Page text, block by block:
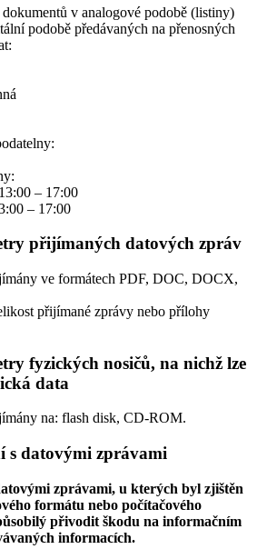
v analogové podobě (listiny)
podobě předávaných na přenosných
– 17:00
– 17:00
přijímaných datových zpráv
ve formátech PDF, DOC, DOCX,
přijímané zprávy nebo přílohy
fyzických nosičů, na nichž lze
data
na: flash disk, CD-ROM.
s datovými zprávami
zprávami, u kterých byl zjištěn
formátu nebo počítačového
přivodit škodu na informačním
informacích.